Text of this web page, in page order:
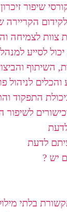
שיפור זיכרון
לקידום
צוות לצמיחה
לסייע
השיתוף
לניהול
התפקוד
לשיפור
לדעת
יש ?
בלתי